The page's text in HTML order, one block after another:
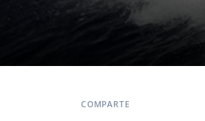
COMPARTE